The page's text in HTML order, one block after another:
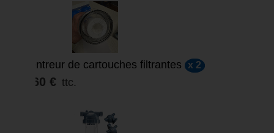
Centreur de cartouches filtrantes x 2
9,60 € ttc.